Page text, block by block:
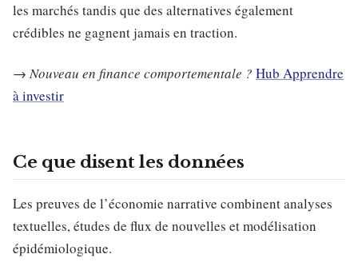
les marchés tandis que des alternatives également
crédibles ne gagnent jamais en traction.
→ Nouveau en finance comportementale ? Hub Apprendre
à investir
Ce que disent les données
Les preuves de l’économie narrative combinent analyses
textuelles, études de flux de nouvelles et modélisation
épidémiologique.